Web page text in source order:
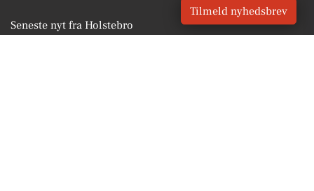
Seneste nyt fra Holstebro
Tilmeld nyhedsbrev